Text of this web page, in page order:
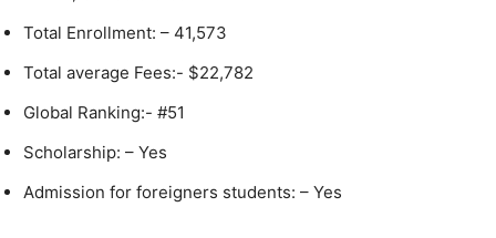
Total Enrollment: – 41,573
Total average Fees:- $22,782
Global Ranking:- #51
Scholarship: – Yes
Admission for foreigners students: – Yes